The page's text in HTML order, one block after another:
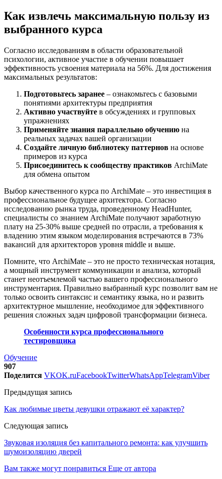
Как извлечь максимальную пользу из
выбранного курса
Согласно исследованиям в области образовательной
психологии, активное участие в обучении повышает
эффективность усвоения материала на 56%. Для достижения
максимальных результатов:
Подготовьтесь заранее – ознакомьтесь с базовыми
понятиями архитектуры предприятия
Активно участвуйте в обсуждениях и групповых
упражнениях
Применяйте знания параллельно обучению на
реальных задачах вашей организации
Создайте личную библиотеку паттернов на основе
примеров из курса
Присоединитесь к сообществу практиков ArchiMate
для обмена опытом
Выбор качественного курса по ArchiMate – это инвестиция в
профессиональное будущее архитектора. Согласно
исследованию рынка труда, проведенному HeadHunter,
специалисты со знанием ArchiMate получают заработную
плату на 25-30% выше средней по отрасли, а требования к
владению этим языком моделирования встречаются в 73%
вакансий для архитекторов уровня middle и выше.
Помните, что ArchiMate – это не просто техническая нотация,
а мощный инструмент коммуникации и анализа, который
станет неотъемлемой частью вашего профессионального
инструментария. Правильно выбранный курс позволит вам не
только освоить синтаксис и семантику языка, но и развить
архитектурное мышление, необходимое для эффективного
решения сложных задач цифровой трансформации бизнеса.
Особенности курса профессионального
тестировщика
Обучение
907
Поделится VKOK.ruFacebookTwitterWhatsAppTelegramViber
Предыдущая запись
Как любимые цветы девушки отражают её характер?
Следующая запись
Звуковая изоляция без капитального ремонта: как улучшить
шумоизоляцию дверей
Вам также могут понравиться Еще от автора